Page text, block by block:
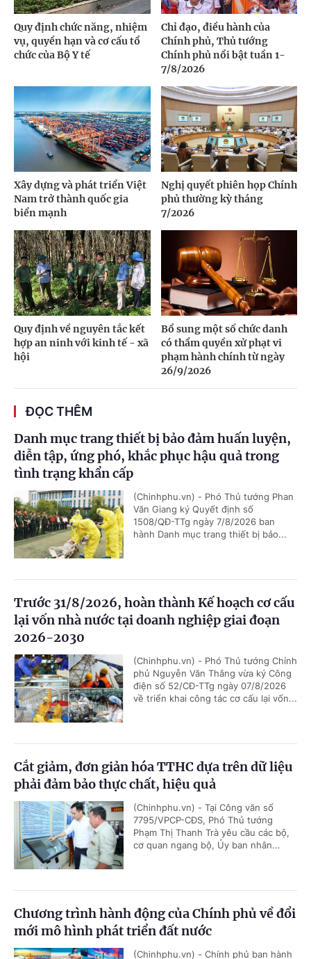
Quy định chức năng, nhiệm
vụ, quyền hạn và cơ cấu tổ
chức của Bộ Y tế
Chỉ đạo, điều hành của
Chính phủ, Thủ tướng
Chính phủ nổi bật tuần 1-
7/8/2026
Xây dựng và phát triển Việt
Nam trở thành quốc gia
biển mạnh
Nghị quyết phiên họp Chính
phủ thường kỳ tháng
7/2026
Quy định về nguyên tắc kết
hợp an ninh với kinh tế - xã
hội
Bổ sung một số chức danh
có thẩm quyền xử phạt vi
phạm hành chính từ ngày
26/9/2026
ĐỌC THÊM
Danh mục trang thiết bị bảo đảm huấn luyện,
diễn tập, ứng phó, khắc phục hậu quả trong
tình trạng khẩn cấp
(Chinhphu.vn) - Phó Thủ tướng Phan
Văn Giang ký Quyết định số
1508/QĐ-TTg ngày 7/8/2026 ban
hành Danh mục trang thiết bị bảo...
Trước 31/8/2026, hoàn thành Kế hoạch cơ cấu
lại vốn nhà nước tại doanh nghiệp giai đoạn
2026-2030
(Chinhphu.vn) - Phó Thủ tướng Chính
phủ Nguyễn Văn Thắng vừa ký Công
điện số 52/CĐ-TTg ngày 07/8/2026
về triển khai công tác cơ cấu lại vốn...
Cắt giảm, đơn giản hóa TTHC dựa trên dữ liệu
phải đảm bảo thực chất, hiệu quả
(Chinhphu.vn) - Tại Công văn số
7795/VPCP-CĐS, Phó Thủ tướng
Phạm Thị Thanh Trà yêu cầu các bộ,
cơ quan ngang bộ, Ủy ban nhân...
Chương trình hành động của Chính phủ về đổi
mới mô hình phát triển đất nước
(Chinhphu.vn) - Chính phủ ban hành